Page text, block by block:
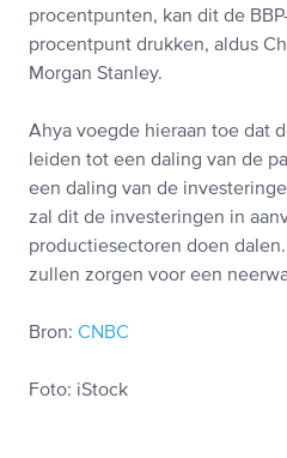
procentpunten, kan dit de
procentpunt drukken, aldus
Morgan Stanley.
Ahya voegde hieraan toe dat
leiden tot een daling van de
een daling van de
zal dit de investeringen in
productiesectoren doen
zullen zorgen voor een
Bron: CNBC
Foto: iStock